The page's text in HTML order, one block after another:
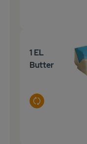
1 EL
Butter
Auswahl ändern